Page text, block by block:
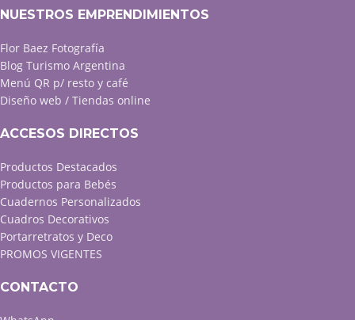
NUESTROS EMPRENDIMIENTOS
Flor Baez Fotografía
Blog Turismo Argentina
Menú QR p/ resto y café
Diseño web / Tiendas online
ACCESOS DIRECTOS
Productos Destacados
Productos para Bebés
Cuadernos Personalizados
Cuadros Decorativos
Portarretratos y Deco
PROMOS VIGENTES
CONTACTO